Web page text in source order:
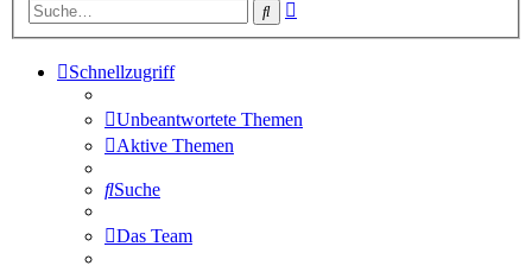
Suche
Schnellzugriff
Unbeantwortete Themen
Aktive Themen
Suche
Das Team